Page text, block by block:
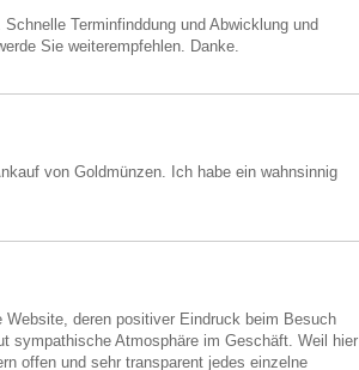
Terminfinddung und Abwicklung und
Sie weiterempfehlen. Danke.
von Goldmünzen. Ich habe ein wahnsinnig
deren positiver Eindruck beim Besuch
sympathische Atmosphäre im Geschäft. Weil hier
offen und sehr transparent jedes einzelne